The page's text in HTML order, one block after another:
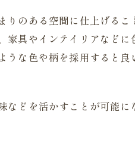
のある空間に仕上げるこ
具やインテイリアなどに
な色や柄を採用すると良
どを活かすことが可能に